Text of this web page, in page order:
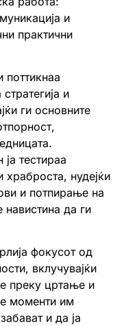
и
практични
поттикнаа
и
ги основните
тестираа
храброста, нудејќи
и потпирање на
да ги
фокусот од
вклучувајќи
преку цртање и
моменти им
и да ја